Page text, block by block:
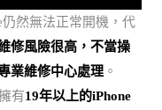
然無法正常開機，代
修風險很高，不當操
業維修中心處理 。
有19年以上的iPhone